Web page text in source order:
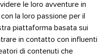
le loro avventure in
la loro passione per il
piattaforma basata sui
in contatto con influenti
di contenuti che